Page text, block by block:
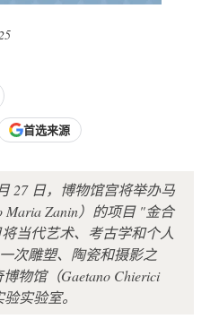
首选来源
27 日，博物馆宫将举办马
Maria Zanin）的项目 "金合
当代艺术、考古学和个人
次雕塑、陶瓷和摄影之
物馆（Gaetano Chierici
实验室。